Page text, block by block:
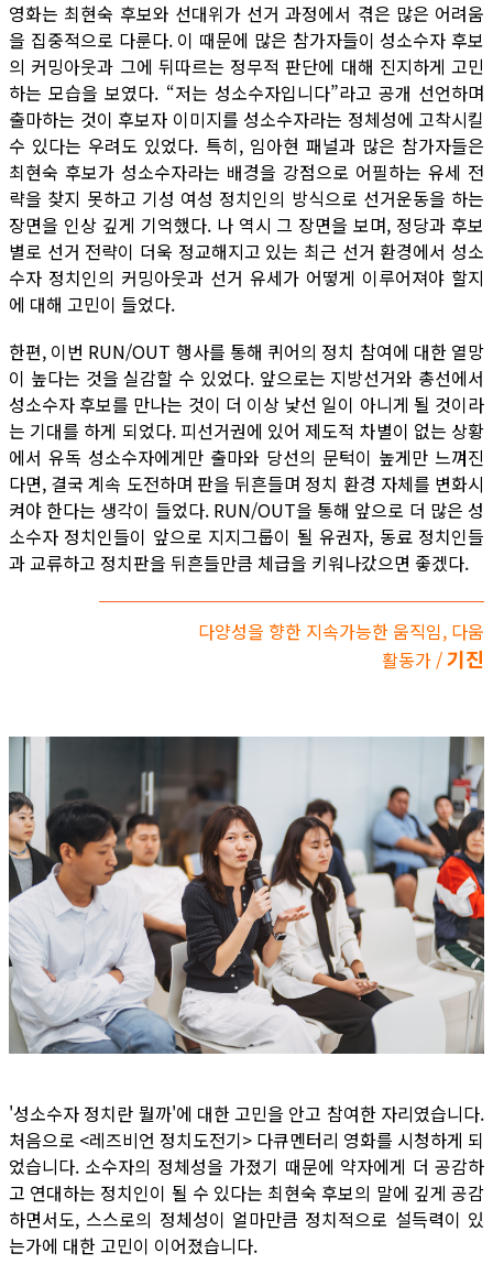
영화는 최현숙 후보와 선대위가 선거 과정에서 겪은 많은 어려움
을 집중적으로 다룬다. 이 때문에 많은 참가자들이 성소수자 후보
의 커밍아웃과 그에 뒤따르는 정무적 판단에 대해 진지하게 고민
하는 모습을 보였다. “저는 성소수자입니다”라고 공개 선언하며
출마하는 것이 후보자 이미지를 성소수자라는 정체성에 고착시킬
수 있다는 우려도 있었다. 특히, 임아현 패널과 많은 참가자들은
최현숙 후보가 성소수자라는 배경을 강점으로 어필하는 유세 전
략을 찾지 못하고 기성 여성 정치인의 방식으로 선거운동을 하는
장면을 인상 깊게 기억했다. 나 역시 그 장면을 보며, 정당과 후보
별로 선거 전략이 더욱 정교해지고 있는 최근 선거 환경에서 성소
수자 정치인의 커밍아웃과 선거 유세가 어떻게 이루어져야 할지
에 대해 고민이 들었다.
한편, 이번 RUN/OUT 행사를 통해 퀴어의 정치 참여에 대한 열망
이 높다는 것을 실감할 수 있었다. 앞으로는 지방선거와 총선에서
성소수자 후보를 만나는 것이 더 이상 낯선 일이 아니게 될 것이라
는 기대를 하게 되었다. 피선거권에 있어 제도적 차별이 없는 상황
에서 유독 성소수자에게만 출마와 당선의 문턱이 높게만 느껴진
다면, 결국 계속 도전하며 판을 뒤흔들며 정치 환경 자체를 변화시
켜야 한다는 생각이 들었다. RUN/OUT을 통해 앞으로 더 많은 성
소수자 정치인들이 앞으로 지지그룹이 될 유권자, 동료 정치인들
과 교류하고 정치판을 뒤흔들만큼 체급을 키워나갔으면 좋겠다.
다양성을 향한 지속가능한 움직임, 다움
활동가 /기진
'성소수자 정치란 뭘까'에 대한 고민을 안고 참여한 자리였습니다.
처음으로 <레즈비언 정치도전기> 다큐멘터리 영화를 시청하게 되
었습니다. 소수자의 정체성을 가졌기 때문에 약자에게 더 공감하
고 연대하는 정치인이 될 수 있다는 최현숙 후보의 말에 깊게 공감
하면서도, 스스로의 정체성이 얼마만큼 정치적으로 설득력이 있
는가에 대한 고민이 이어졌습니다.